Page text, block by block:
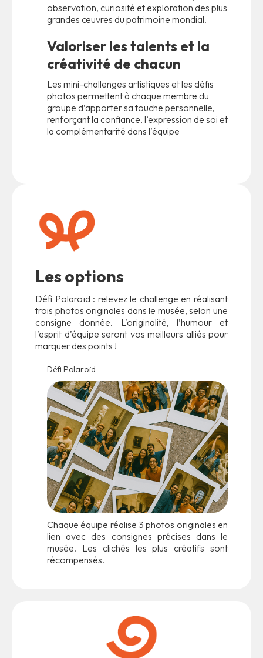
observation, curiosité et exploration des plus
grandes œuvres du patrimoine mondial.
Valoriser les talents et la
créativité de chacun
Les mini-challenges artistiques et les défis
photos permettent à chaque membre du
groupe d’apporter sa touche personnelle,
renforçant la confiance, l’expression de soi et
la complémentarité dans l’équipe
Les options
Défi Polaroïd : relevez le challenge en réalisant
trois photos originales dans le musée, selon une
consigne donnée. L’originalité, l’humour et
l’esprit d’équipe seront vos meilleurs alliés pour
marquer des points !
Défi Polaroïd
Chaque équipe réalise 3 photos originales en
lien avec des consignes précises dans le
musée. Les clichés les plus créatifs sont
récompensés.